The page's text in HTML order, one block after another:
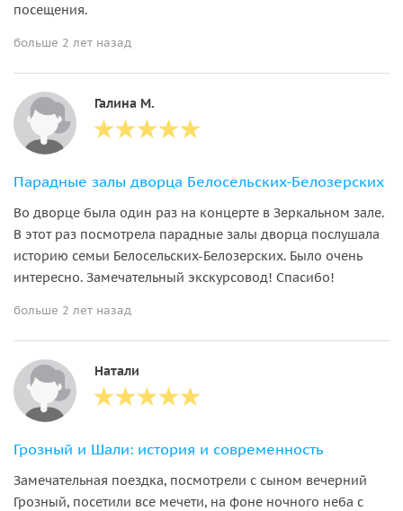
посещения.
больше 2 лет назад
Галина М.
Парадные залы дворца Белосельских-Белозерских
Во дворце была один раз на концерте в Зеркальном зале.
В этот раз посмотрела парадные залы дворца послушала
историю семьи Белосельских-Белозерских. Было очень
интересно. Замечательный экскурсовод! Спасибо!
больше 2 лет назад
Натали
Грозный и Шали: история и современность
Замечательная поездка, посмотрели с сыном вечерний
Грозный, посетили все мечети, на фоне ночного неба с